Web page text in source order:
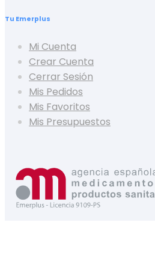
Tu Emerplus
Mi Cuenta
Crear Cuenta
Cerrar Sesión
Mis Pedidos
Mis Favoritos
Mis Presupuestos